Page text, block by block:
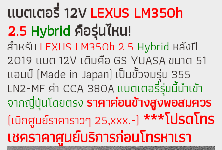
แบตเตอรี่ 12VLEXUS LM350h
2.5 Hybrid คือรุ่นไหน!
สำหรับ LEXUS LM350h 2.5 Hybrid หลังปี
2019 แบต 12V เดิมคือ GS YUASA ขนาด 51
แอมป์ (Made in Japan) เป็นขั้วจมรุ่น 355
LN2-MF ค่า CCA 380A แบตเตอรี่รุ่นนี้นำเข้า
จากญี่ปุ่นโดยตรงราคาค่อนข้างสูงพอสมควร
(เบิกศูนย์ราคาราวๆ 25,xxx.-) ***โปรดโทร
เชคราคาศูนย์บริการก่อนโทรหาเรา